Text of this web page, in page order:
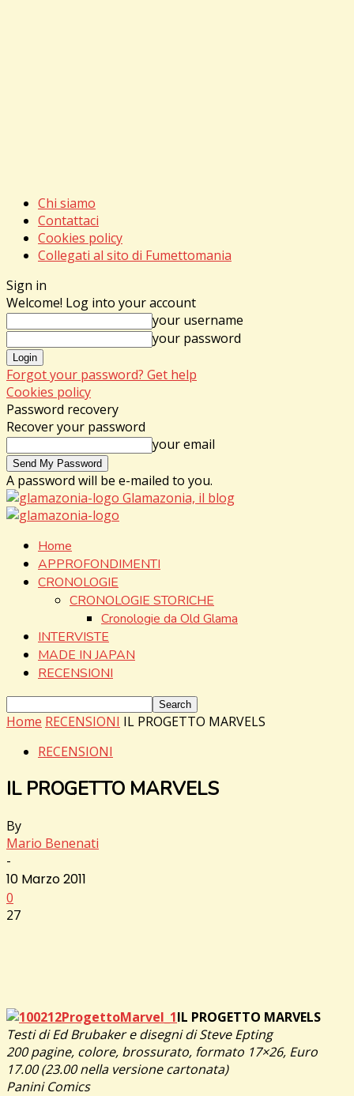
Chi siamo
Contattaci
Cookies policy
Collegati al sito di Fumettomania
Sign in
Welcome! Log into your account
your username
your password
Forgot your password? Get help
Cookies policy
Password recovery
Recover your password
your email
A password will be e-mailed to you.
Glamazonia, il blog
Home
APPROFONDIMENTI
CRONOLOGIE
CRONOLOGIE STORICHE
Cronologie da Old Glama
INTERVISTE
MADE IN JAPAN
RECENSIONI
Home RECENSIONI IL PROGETTO MARVELS
RECENSIONI
IL PROGETTO MARVELS
By
Mario Benenati
-
10 Marzo 2011
0
27
IL PROGETTO MARVELS
Testi di Ed Brubaker e disegni di Steve Epting
200 pagine, colore, brossurato, formato 17×26, Euro
17.00 (23.00 nella versione cartonata)
Panini Comics